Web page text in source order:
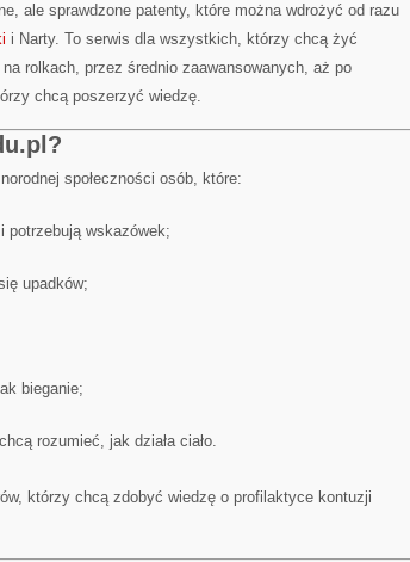
ale sprawdzone patenty, które można wdrożyć od razu
i Narty. To serwis dla wszystkich, którzy chcą żyć
rolkach, przez średnio zaawansowanych, aż po
chcą poszerzyć wiedzę.
społeczności osób, które:
potrzebują wskazówek;
upadków;
bieganie;
rozumieć, jak działa ciało.
którzy chcą zdobyć wiedzę o profilaktyce kontuzji